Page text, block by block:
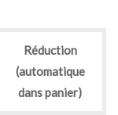
Réduction
(automatique
dans panier)